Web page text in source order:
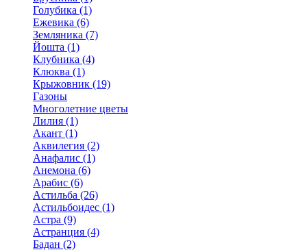
Голубика (1)
Ежевика (6)
Земляника (7)
Йошта (1)
Клубника (4)
Клюква (1)
Крыжовник (19)
Газоны
Многолетние цветы
Лилия (1)
Акант (1)
Аквилегия (2)
Анафалис (1)
Анемона (6)
Арабис (6)
Астильба (26)
Астильбоидес (1)
Астра (9)
Астранция (4)
Бадан (2)